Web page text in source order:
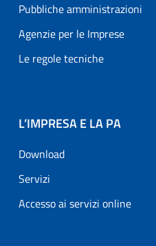
Pubbliche amministrazioni
Agenzie per le Imprese
Le regole tecniche
L’IMPRESA E LA PA
Download
Servizi
Accesso ai servizi online